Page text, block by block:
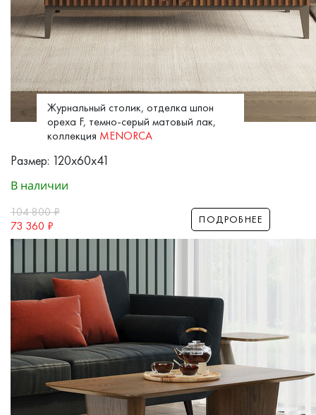
Журнальный столик, отделка шпон
ореха F, темно-серый матовый лак,
коллекция MENORCA
Размер: 120x60x41
В наличии
104 800₽
73 360 ₽ ПОДРОБНЕЕ